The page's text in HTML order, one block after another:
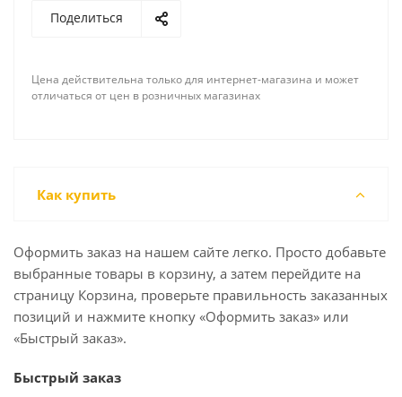
Поделиться
Цена действительна только для интернет-магазина и может
отличаться от цен в розничных магазинах
Как купить
Оформить заказ на нашем сайте легко. Просто добавьте
выбранные товары в корзину, а затем перейдите на
страницу Корзина, проверьте правильность заказанных
позиций и нажмите кнопку «Оформить заказ» или
«Быстрый заказ».
Быстрый заказ